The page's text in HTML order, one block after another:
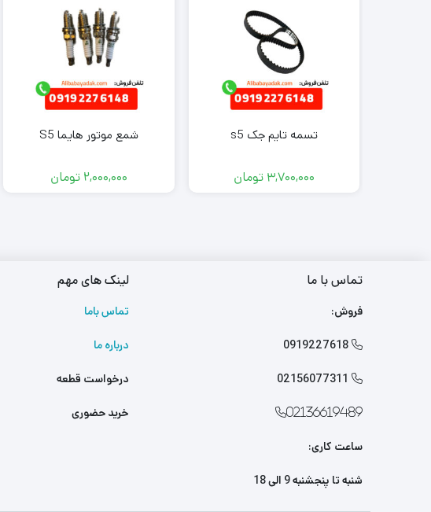
تسمه تایم جک s5
3,700,000 تومان
شمع موتور هایما S5
2,000,000 تومان
تماس با ما
فروش:

0919227618

02156077311
02136619489
ساعت کاری:
شنبه تا پنجشنبه 9 الی 18
لینک های مهم
تماس باما
درباره ما
درخواست قطعه
خرید حضوری